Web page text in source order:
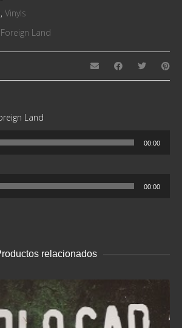
, Vinyls
Foreign Land
Land
00:00
00:00
relacionados